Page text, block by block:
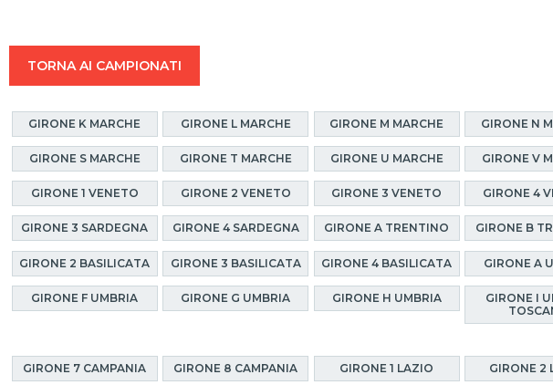
TORNA AI CAMPIONATI
GIRONE K MARCHE GIRONE L MARCHE GIRONE M MARCHE GIRONE N
GIRONE S MARCHE GIRONE T MARCHE GIRONE U MARCHE GIRONE V
GIRONE 1 VENETO GIRONE 2 VENETO GIRONE 3 VENETO GIRONE 4
GIRONE 3 SARDEGNA GIRONE 4 SARDEGNA GIRONE A TRENTINO GIRONE B
GIRONE 2 BASILICATA GIRONE 3 BASILICATA GIRONE 4 BASILICATA GIRONE A
GIRONE F UMBRIA GIRONE G UMBRIA GIRONE H UMBRIA
GIRONE I
GIRONE 7 CAMPANIA GIRONE 8 CAMPANIA GIRONE 1 LAZIO GIRONE 2